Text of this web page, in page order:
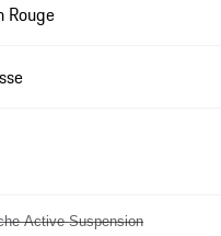
Rouge
Active Suspension